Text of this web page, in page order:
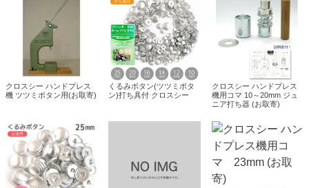
クロスシー ハンドプレス
機 ツツミボタン用(お取寄)
くるみボタン(ツツミボタ
ン)打ち具付 クロスシー
クロスシー ハンドプレス
機用コマ 10～20mm ジュ
ニア打ち器 (お取寄)